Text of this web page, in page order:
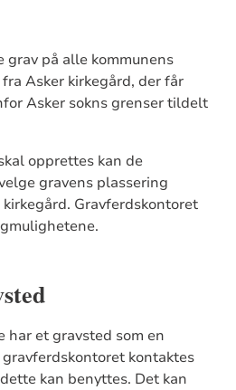
grav på alle kommunens
Asker kirkegård, der får
Asker sokns grenser tildelt
opprettes kan de
gravens plassering
Gravferdskontoret
har et gravsted som en
kontaktes
kan benyttes. Det kan